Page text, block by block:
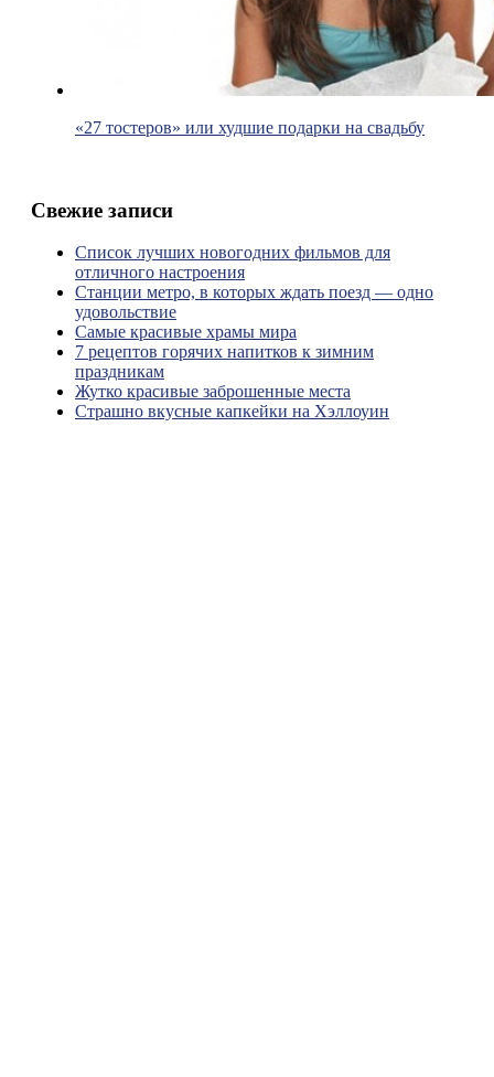
«27 тостеров» или худшие подарки на свадьбу
Свежие записи
Список лучших новогодних фильмов для
отличного настроения
Станции метро, в которых ждать поезд — одно
удовольствие
Самые красивые храмы мира
7 рецептов горячих напитков к зимним
праздникам
Жутко красивые заброшенные места
Страшно вкусные капкейки на Хэллоуин